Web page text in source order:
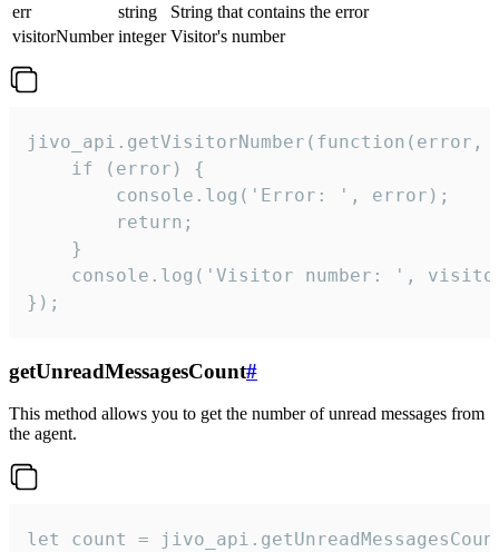
err
string
String that contains the error
visitorNumber integer Visitor's number
jivo_api.getVisitorNumber(function(error,
    if (error) {
        console.log('Error: ', error);
        return;
    }
console.log('Visitor number: ',
});
getUnreadMessagesCount#
This method allows you to get the number of unread messages from
the agent.
let count =